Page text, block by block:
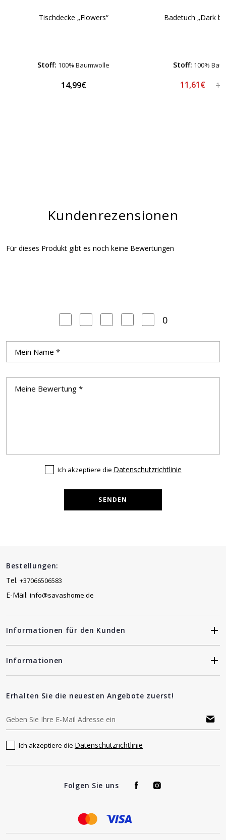
Tischdecke „Flowers“
Stoff: 100% Baumwolle
14,99€
Badetuch „Dark
Stoff: 100%
11,61€
Kundenrezensionen
Für dieses Produkt gibt es noch keine Bewertungen
0
Ich akzeptiere die Datenschutzrichtlinie
SENDEN
Bestellungen:
Tel. +37066506583
E-Mail: info@savashome.de
Informationen für den Kunden
Informationen
Erhalten Sie die neuesten Angebote zuerst!
Ich akzeptiere die Datenschutzrichtlinie
Folgen Sie uns